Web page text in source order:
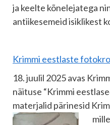
ja keelte kõnelejatega
antiikesemeid isiklikest
Krimmi eestlaste
18. juulil 2025 avas
näituse “Krimmi
materjalid pärinesid